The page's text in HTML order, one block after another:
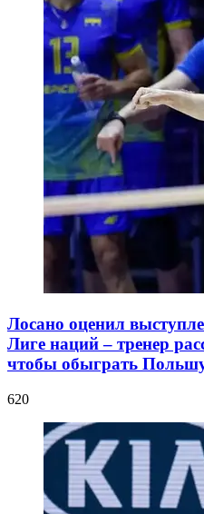
Лосано оценил
Лиге наций – тренер
чтобы обыграть
620